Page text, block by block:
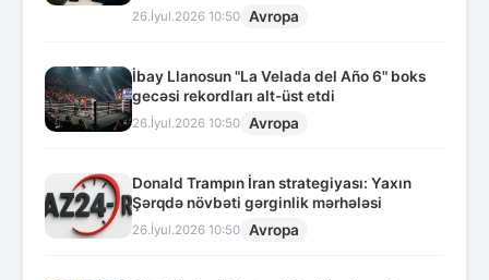
26.İyul.2026 10:50 Avropa
İbay Llanosun "La Velada del Año 6" boks
gecəsi rekordları alt-üst etdi
26.İyul.2026 10:50 Avropa
Donald Trampın İran strategiyası: Yaxın
Şərqdə növbəti gərginlik mərhələsi
26.İyul.2026 10:50 Avropa